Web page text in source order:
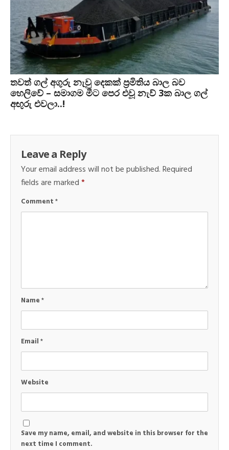
තවත් ගල් අගුරු නැවු දෙකක් ප‍්‍රමිතිය බාල බව
හෙලිවේ – සමාගම මීට පෙර එවූ නැව් 3ක බාල ගල්
අඟුරු එවලා..!
Leave a Reply
Your email address will not be published.Required
fields are marked*
Comment*
Name*
Email*
Website
Save my name, email, and website in this browser for the
next time I comment.